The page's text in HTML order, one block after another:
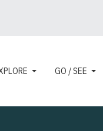
GO / SEE